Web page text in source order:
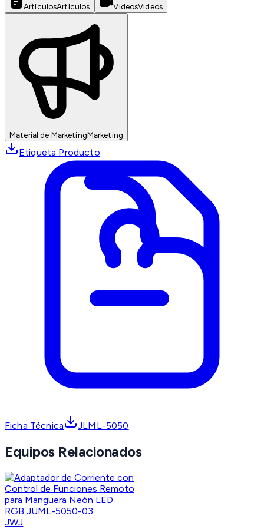
ArtículosArtículos VideosVideos
Material de MarketingMarketing
Etiqueta Producto
Ficha Técnica JLML-5050
Equipos Relacionados
JWJ